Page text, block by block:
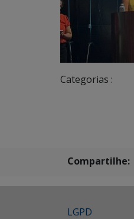
Categorias :
Compartilhe:
LGPD